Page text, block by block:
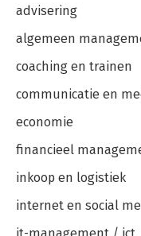
advisering
algemeen
coaching en trainen
communicatie en
economie
financieel
inkoop en logistiek
internet en social